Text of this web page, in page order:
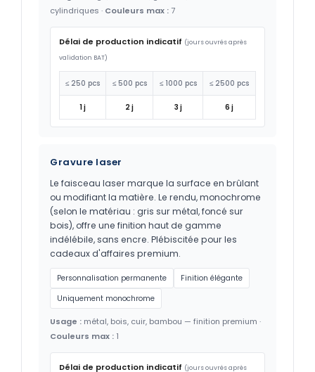
cylindriques · Couleurs max :7
Délai de production indicatif (jours ouvrés après
validation BAT)
≤ 250 pcs ≤ 500 pcs ≤ 1000 pcs ≤ 2500 pcs
1 j 2 j 3 j 6 j
Gravure laser
Le faisceau laser marque la surface en brûlant
ou modifiant la matière. Le rendu, monochrome
(selon le matériau : gris sur métal, foncé sur
bois), offre une finition haut de gamme
indélébile, sans encre. Plébiscitée pour les
cadeaux d'affaires premium.
Personnalisation permanente
Finition élégante
Uniquement monochrome
Usage : métal, bois, cuir, bambou — finition premium ·
Couleurs max : 1
Délai de production indicatif (jours ouvrés après